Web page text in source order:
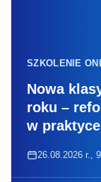
SZKOLENIE
Nowa
roku –
w praktyce
26.08.2026 r.,